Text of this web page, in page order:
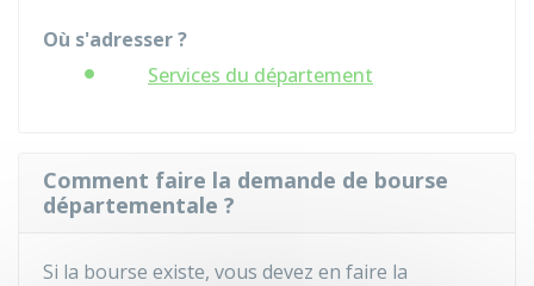
Où s'adresser ?
Services du département
Comment faire la demande de bourse
départementale ?
Si la bourse existe, vous devez en faire la